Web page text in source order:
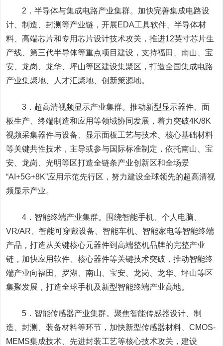
2．半导体与集成电路产业集群。加快完善集成电路设
计、制造、封测等产业链，开展EDA工具软件、半导体材
料、高端芯片和专用芯片设计技术攻关，推进12英寸芯片生
产线、第三代半导体等重点项目建设，支持福田、南山、宝
安、龙岗、龙华、坪山等区建设集聚区，打造全国集成电路
产业集聚地、人才汇聚地、创新策源地。
3．超高清视频显示产业集群。推动新型显示器件、面
板生产、终端制造和应用等领域协同发展，着力突破4K/8K
视频采集器件与设备、显示面板工艺与技术、核心基础材料
等关键共性技术，主导或参与国际标准制定，依托南山、宝
安、龙岗、光明等区打造全链条产业创新区和全场景
“AI+5G+8K”应用示范先行区，努力建设全球领先的超高清视
频显示产业。
4．智能终端产业集群。围绕智能手机、个人电脑、
VR/AR、智能可穿戴设备、智能车机、智能家电等智能终端
产品，打造从关键核心元器件到高端整机品牌的完整产业
链，加快应用软件、核心器件等关键技术突破，推动智能终
端产业向福田、罗湖、南山、宝安、龙岗、龙华、坪山等区
集聚发展，打造全球手机及新型智能终端产业高地。
5．智能传感器产业集群。聚焦智能传感器设计、制
造、封测、装备材料等环节，加快新型传感器材料、CMOS-
MEMS集成技术、先进封装工艺等核心技术攻关，建设